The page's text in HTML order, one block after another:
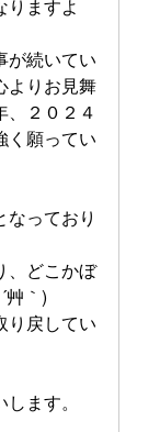
りますよ
が続いてい
よりお見舞
、２０２４
く願ってい
っており
、どこかぼ
艸｀)
り戻してい
ます。